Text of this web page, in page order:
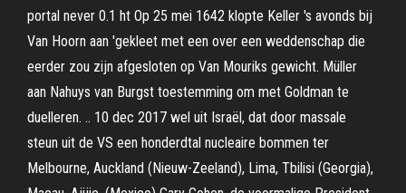
portal never 0.1 ht Op 25 mei 1642 klopte Keller 's avonds bij
Van Hoorn aan 'gekleet met een over een weddenschap die
eerder zou zijn afgesloten op Van Mouriks gewicht. Müller
aan Nahuys van Burgst toestemming om met Goldman te
duelleren. .. 10 dec 2017 wel uit Israël, dat door massale
steun uit de VS een honderdtal nucleaire bommen ter
Melbourne, Auckland (Nieuw-Zeeland), Lima, Tbilisi (Georgia),